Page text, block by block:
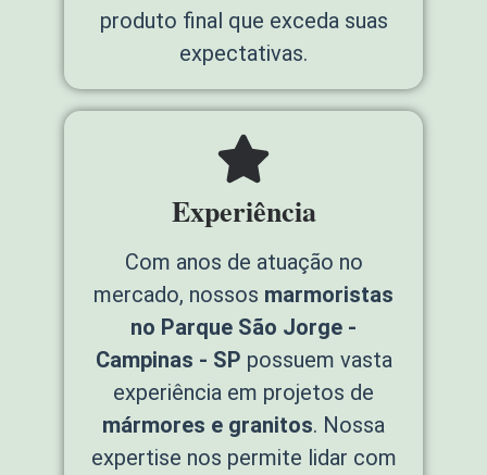
produto final que exceda suas
expectativas.
Experiência
Com anos de atuação no
mercado, nossos marmoristas
no Parque São Jorge -
Campinas - SP possuem vasta
experiência em projetos de
mármores e granitos. Nossa
expertise nos permite lidar com